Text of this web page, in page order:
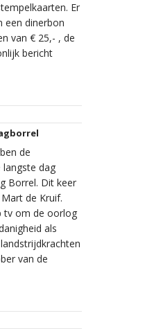
Er
een dinerbon
van € 25,- , de
bericht
de
langste dag
Borrel. Dit keer
de Kruif.
tv om de oorlog
als
van de